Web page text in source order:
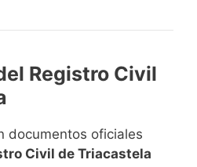
Registro Civil
documentos oficiales
Civil de Triacastela